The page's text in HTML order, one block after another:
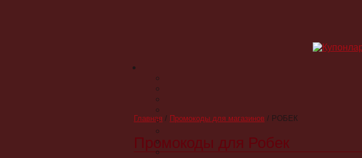
Главная / Промокоды для магазинов / РОБЕК
Промокоды для Робек